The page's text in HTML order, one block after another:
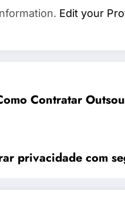
Edit your
Contratar
privacidade com